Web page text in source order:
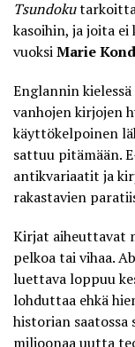
Tsundoku
kasoihin, ja joita ei
vuoksiMarie
Englannin kielessä
vanhojen kirjojen
käyttökelpoinen
sattuu pitämään.
antikvariaatit ja
rakastavien
Kirjat aiheuttavat
pelkoa tai vihaa.
luettava loppuu
lohduttaa ehkä
historian
miljoonaa uutta